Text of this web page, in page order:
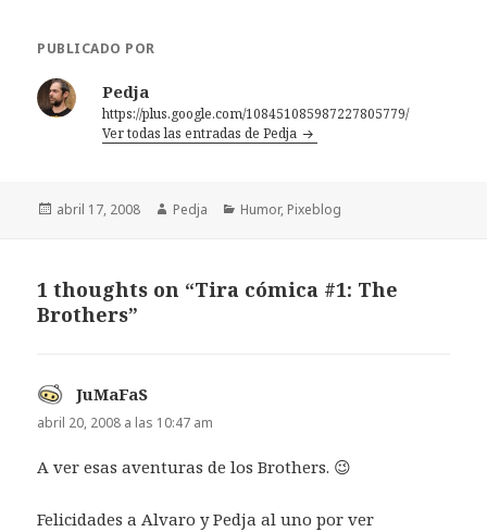
PUBLICADO POR
Pedja
https://plus.google.com/108451085987227805779/
Ver todas las entradas de Pedja
Publicado
abril 17, 2008 Autor
Pedja Categorías
Humor, Pixeblog
1 thoughts on “Tira cómica #1: The
Brothers”
JuMaFaS
abril 20, 2008 a las 10:47 am
A ver esas aventuras de los Brothers. 😉
Felicidades a Alvaro y Pedja al uno por ver